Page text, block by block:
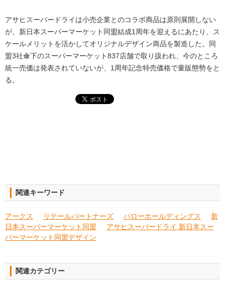
アサヒスーパードライは小売企業とのコラボ商品は原則展開しない
が、新日本スーパーマーケット同盟結成1周年を迎えるにあたり、ス
ケールメリットを活かしてオリジナルデザイン商品を製造した。同
盟3社傘下のスーパーマーケット837店舗で取り扱われ、今のところ
統一売価は発表されていないが、1周年記念特売価格で量販態勢をと
る。
関連キーワード
アークス リテールパートナーズ バローホールディングス
新
日本スーパーマーケット同盟
アサヒスーパードライ 新日本スー
パーマーケット同盟デザイン
関連カテゴリー